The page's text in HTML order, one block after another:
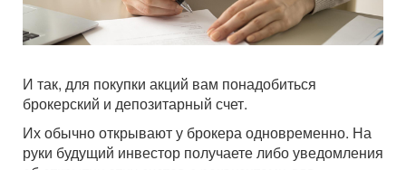
И так, для покупки акций вам понадобиться
брокерский и депозитарный счет.
Их обычно открывают у брокера одновременно. На
руки будущий инвестор получаете либо уведомления